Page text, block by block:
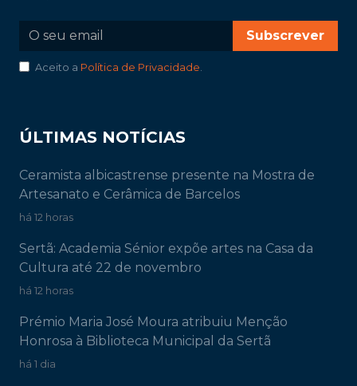
Subscrever
Aceito a Política de Privacidade
ÚLTIMAS NOTÍCIAS
Ceramista albicastrense presente na Mostra de
Artesanato e Cerâmica de Barcelos
há 12 horas
Sertã: Academia Sénior expõe artes na Casa da
Cultura até 22 de novembro
há 12 horas
Prémio Maria José Moura atribuiu Menção
Honrosa à Biblioteca Municipal da Sertã
há 1 dia